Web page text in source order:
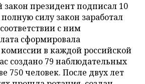
закон президент подписал 10
силу закон заработал
с ним
сформировала
в каждой российской
создано 79 наблюдательных
750 человек. После двух лет